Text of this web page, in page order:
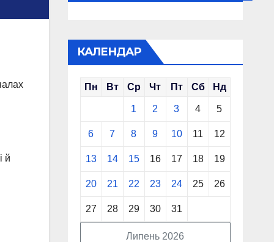
й
КАЛЕНДАР
Липень 2026
Пн Вт Ср Чт Пт Сб Нд
1 2 3 4 5
6 7 8 9 10 11 12
13 14 15 16 17 18 19
20 21 22 23 24 25 26
27 28 29 30 31